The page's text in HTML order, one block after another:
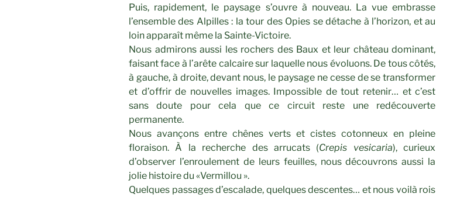
Puis, rapidement, le paysage s’ouvre à nouveau. La vue embrasse
l’ensemble des Alpilles : la tour des Opies se détache à l’horizon, et au
loin apparaît même la Sainte-Victoire.
Nous admirons aussi les rochers des Baux et leur château dominant,
faisant face à l’arête calcaire sur laquelle nous évoluons. De tous côtés,
à gauche, à droite, devant nous, le paysage ne cesse de se transformer
et d’offrir de nouvelles images. Impossible de tout retenir… et c’est
sans doute pour cela que ce circuit reste une redécouverte
permanente.
Nous avançons entre chênes verts et cistes cotonneux en pleine
floraison. À la recherche des arrucats (Crepis vesicaria), curieux
d’observer l’enroulement de leurs feuilles, nous découvrons aussi la
jolie histoire du «Vermillou ».
Quelques passages d’escalade, quelques descentes… et nous voilà rois